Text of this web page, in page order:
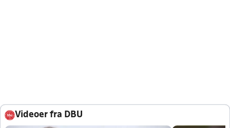
Videoer fra DBU